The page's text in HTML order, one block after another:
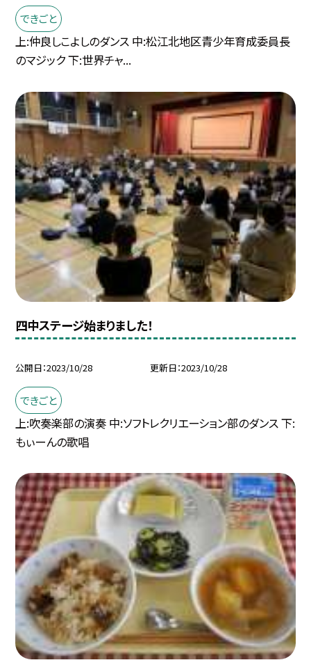
できごと
上:仲良しこよしのダンス 中:松江北地区青少年育成委員長
のマジック 下:世界チャ...
四中ステージ始まりました！
公開日 2023/10/28 更新日 2023/10/28
できごと
上:吹奏楽部の演奏 中:ソフトレクリエーション部のダンス 下:
もぃーんの歌唱